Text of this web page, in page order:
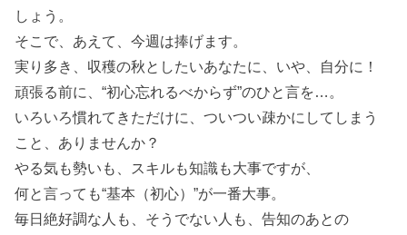
しょう。
そこで、あえて、今週は捧げます。
実り多き、収穫の秋としたいあなたに、いや、自分に！
頑張る前に、“初心忘れるべからず”のひと言を…。
いろいろ慣れてきただけに、ついつい疎かにしてしまう
こと、ありませんか？
やる気も勢いも、スキルも知識も大事ですが、
何と言っても“基本（初心）”が一番大事。
毎日絶好調な人も、そうでない人も、告知のあとの